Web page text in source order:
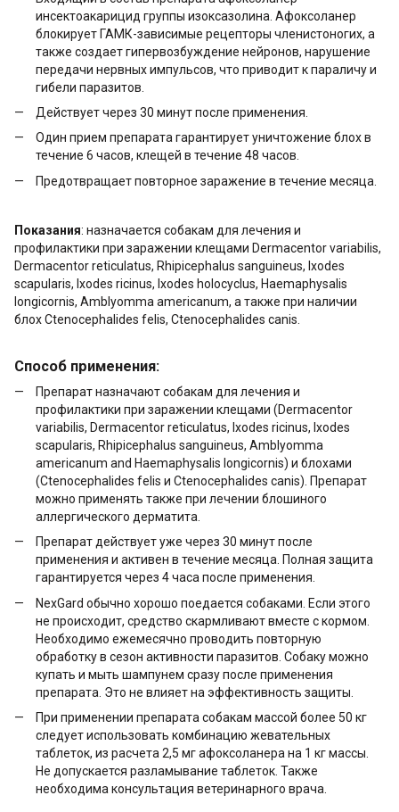
инсектоакарицид группы изоксазолина. Афоксоланер
блокирует ГАМК-зависимые рецепторы членистоногих, а
также создает гипервозбуждение нейронов, нарушение
передачи нервных импульсов, что приводит к параличу и
гибели паразитов.
Действует через 30 минут после применения.
Один прием препарата гарантирует уничтожение блох в
течение 6 часов, клещей в течение 48 часов.
Предотвращает повторное заражение в течение месяца.
Показания: назначается собакам для лечения и
профилактики при заражении клещами Dermacentor variabilis,
Dermacentor reticulatus, Rhipicephalus sanguineus, Ixodes
scapularis, Ixodes ricinus, Ixodes holocyclus, Haemaphysalis
longicornis, Amblyomma americanum, а также при наличии
блох Ctenocephalides felis, Ctenocephalides canis.
Способ применения:
Препарат назначают собакам для лечения и
профилактики при заражении клещами (Dermacentor
variabilis, Dermacentor reticulatus, Ixodes ricinus, Ixodes
scapularis, Rhipicephalus sanguineus, Amblyomma
americanum and Haemaphysalis longicornis) и блохами
(Ctenocephalides felis и Ctenocephalides canis). Препарат
можно применять также при лечении блошиного
аллергического дерматита.
Препарат действует уже через 30 минут после
применения и активен в течение месяца. Полная защита
гарантируется через 4 часа после применения.
NexGard обычно хорошо поедается собаками. Если этого
не происходит, средство скармливают вместе с кормом.
Необходимо ежемесячно проводить повторную
обработку в сезон активности паразитов. Собаку можно
купать и мыть шампунем сразу после применения
препарата. Это не влияет на эффективность защиты.
При применении препарата собакам массой более 50 кг
следует использовать комбинацию жевательных
таблеток, из расчета 2,5 мг афоксоланера на 1 кг массы.
Не допускается разламывание таблеток. Также
необходима консультация ветеринарного врача.